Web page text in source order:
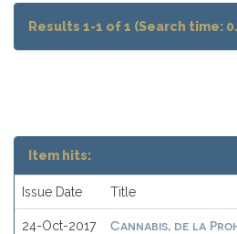
Results 1-1 of 1 (Search time:
Item hits:
Issue Date Title
24-Oct-2017
Cannabis, de la